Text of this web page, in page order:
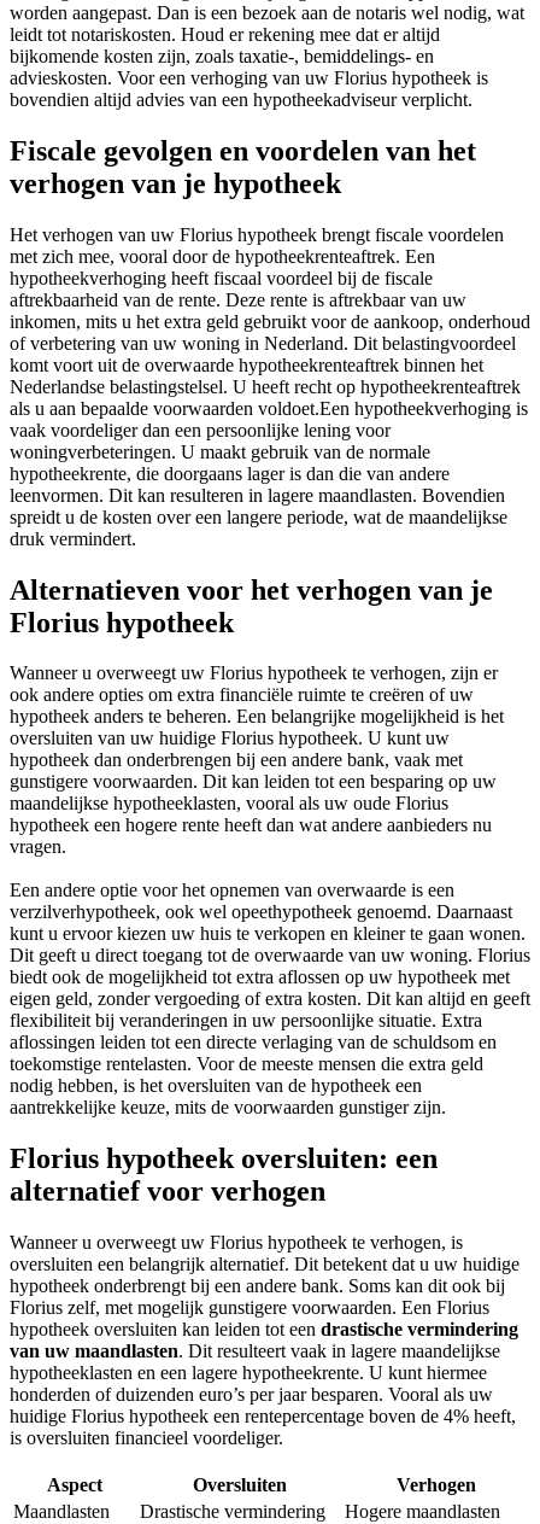
worden aangepast. Dan is een bezoek aan de notaris wel nodig, wat
leidt tot notariskosten. Houd er rekening mee dat er altijd
bijkomende kosten zijn, zoals taxatie-, bemiddelings- en
advieskosten. Voor een verhoging van uw Florius hypotheek is
bovendien altijd advies van een hypotheekadviseur verplicht.
Fiscale gevolgen en voordelen van het
verhogen van je hypotheek
Het verhogen van uw Florius hypotheek brengt fiscale voordelen
met zich mee, vooral door de hypotheekrenteaftrek. Een
hypotheekverhoging heeft fiscaal voordeel bij de fiscale
aftrekbaarheid van de rente. Deze rente is aftrekbaar van uw
inkomen, mits u het extra geld gebruikt voor de aankoop, onderhoud
of verbetering van uw woning in Nederland. Dit belastingvoordeel
komt voort uit de overwaarde hypotheekrenteaftrek binnen het
Nederlandse belastingstelsel. U heeft recht op hypotheekrenteaftrek
als u aan bepaalde voorwaarden voldoet.Een hypotheekverhoging is
vaak voordeliger dan een persoonlijke lening voor
woningverbeteringen. U maakt gebruik van de normale
hypotheekrente, die doorgaans lager is dan die van andere
leenvormen. Dit kan resulteren in lagere maandlasten. Bovendien
spreidt u de kosten over een langere periode, wat de maandelijkse
druk vermindert.
Alternatieven voor het verhogen van je
Florius hypotheek
Wanneer u overweegt uw Florius hypotheek te verhogen, zijn er
ook andere opties om extra financiële ruimte te creëren of uw
hypotheek anders te beheren. Een belangrijke mogelijkheid is het
oversluiten van uw huidige Florius hypotheek. U kunt uw
hypotheek dan onderbrengen bij een andere bank, vaak met
gunstigere voorwaarden. Dit kan leiden tot een besparing op uw
maandelijkse hypotheeklasten, vooral als uw oude Florius
hypotheek een hogere rente heeft dan wat andere aanbieders nu
vragen.
Een andere optie voor het opnemen van overwaarde is een
verzilverhypotheek, ook wel opeethypotheek genoemd. Daarnaast
kunt u ervoor kiezen uw huis te verkopen en kleiner te gaan wonen.
Dit geeft u direct toegang tot de overwaarde van uw woning. Florius
biedt ook de mogelijkheid tot extra aflossen op uw hypotheek met
eigen geld, zonder vergoeding of extra kosten. Dit kan altijd en geeft
flexibiliteit bij veranderingen in uw persoonlijke situatie. Extra
aflossingen leiden tot een directe verlaging van de schuldsom en
toekomstige rentelasten. Voor de meeste mensen die extra geld
nodig hebben, is het oversluiten van de hypotheek een
aantrekkelijke keuze, mits de voorwaarden gunstiger zijn.
Florius hypotheek oversluiten: een
alternatief voor verhogen
Wanneer u overweegt uw Florius hypotheek te verhogen, is
oversluiten een belangrijk alternatief. Dit betekent dat u uw huidige
hypotheek onderbrengt bij een andere bank. Soms kan dit ook bij
Florius zelf, met mogelijk gunstigere voorwaarden. Een Florius
hypotheek oversluiten kan leiden tot een drastische vermindering
van uw maandlasten. Dit resulteert vaak in lagere maandelijkse
hypotheeklasten en een lagere hypotheekrente. U kunt hiermee
honderden of duizenden euro’s per jaar besparen. Vooral als uw
huidige Florius hypotheek een rentepercentage boven de 4% heeft,
is oversluiten financieel voordeliger.
Aspect Oversluiten
Verhogen
Maandlasten
Drastische vermindering
Hogere maandlasten